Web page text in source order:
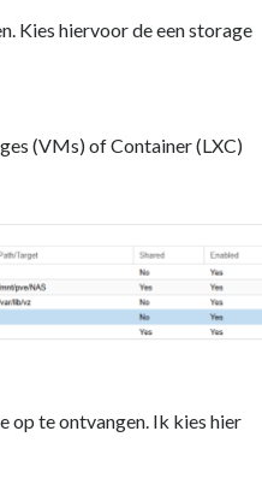
Kies hiervoor de een storage
(VMs) of Container (LXC)
op te ontvangen. Ik kies hier